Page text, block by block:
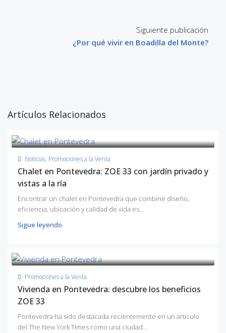
Siguiente publicación
¿Por qué vivir en Boadilla del Monte?
Artículos Relacionados
Noticias, Promociones a la Venta
Chalet en Pontevedra: ZOE 33 con jardín privado y
vistas a la ría
Encontrar un chalet en Pontevedra que combine diseño,
eficiencia, ubicación y calidad de vida es...
Sigue leyendo
Promociones a la Venta
Vivienda en Pontevedra: descubre los beneficios
ZOE 33
Pontevedra ha sido destacada recientemente en un artículo
del The New York Times como una ciudad...